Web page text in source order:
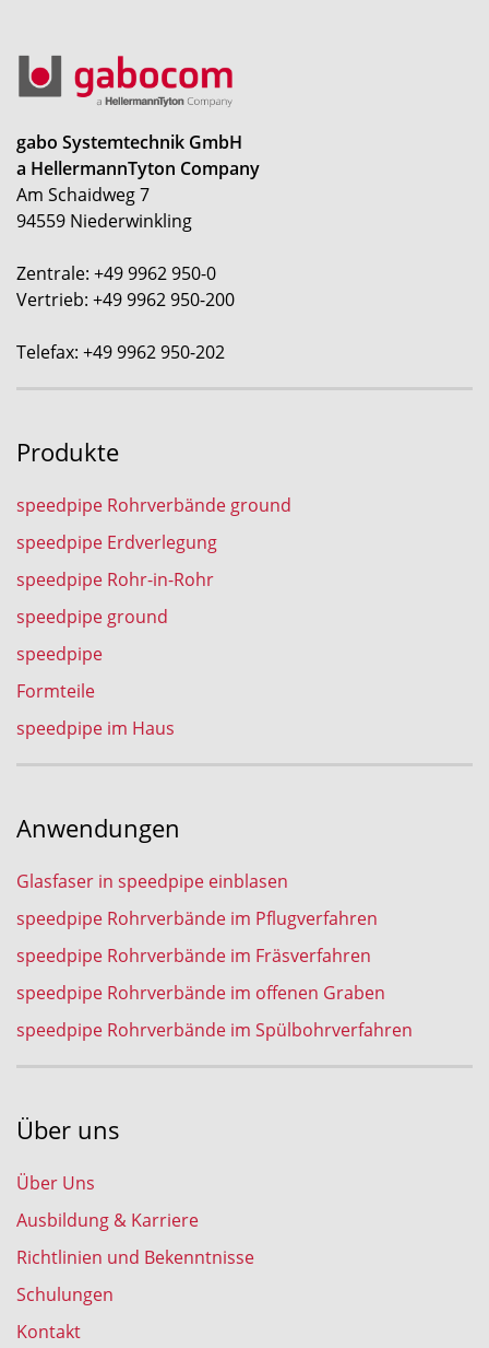
gabo Systemtechnik GmbH
a HellermannTyton Company
Am Schaidweg 7
94559 Niederwinkling
Zentrale: +49 9962 950-0
Vertrieb: +49 9962 950-200
Telefax: +49 9962 950-202
Produkte
speedpipe Rohrverbände ground
speedpipe Erdverlegung
speedpipe Rohr-in-Rohr
speedpipe ground
speedpipe
Formteile
speedpipe im Haus
Anwendungen
Glasfaser in speedpipe einblasen
speedpipe Rohrverbände im Pflugverfahren
speedpipe Rohrverbände im Fräsverfahren
speedpipe Rohrverbände im offenen Graben
speedpipe Rohrverbände im Spülbohrverfahren
Über uns
Über Uns
Ausbildung & Karriere
Richtlinien und Bekenntnisse
Schulungen
Kontakt